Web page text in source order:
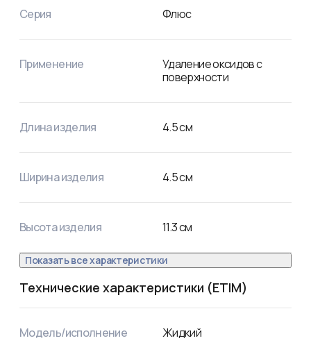
фасовки – флакон 100 мл.
Серия Флюс
Применение
Удаление оксидов с
поверхности
Длина изделия 4.5см
Ширина изделия 4.5см
Высота изделия 11.3см
Показать все характеристики
Технические характеристики (ETIM)
Модель/исполнение Жидкий